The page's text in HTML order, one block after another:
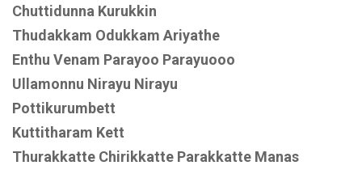
Chuttidunna Kurukkin
Thudakkam Odukkam Ariyathe
Enthu Venam Parayoo Parayuooo
Ullamonnu Nirayu Nirayu
Pottikurumbett
Kuttitharam Kett
Thurakkatte Chirikkatte Parakkatte Manas